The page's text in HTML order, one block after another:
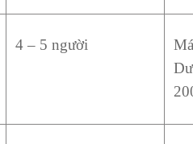
4 – 5 người